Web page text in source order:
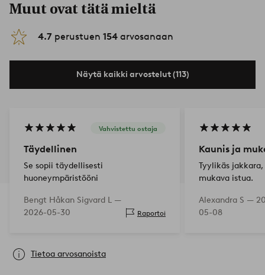
Muut ovat tätä mieltä
4.7 perustuen 154 arvosanaan
Näytä kaikki arvostelut (113)
Vahvistettu ostaja
Täydellinen
Se sopii täydellisesti
huoneympäristööni
Bengt Håkan Sigvard L —
2026-05-30
Raportoi
Kaunis ja
Tyylikäs
mukava istua.
Alexandra S —
05-08
Tietoa arvosanoista